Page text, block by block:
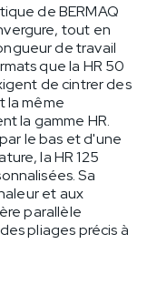
de BERMAQ
tout en
de travail
que la HR 50
de cintrer des
la même
la gamme HR.
le bas et d'une
la HR 125
Sa
et aux
parallèle
pliages précis à